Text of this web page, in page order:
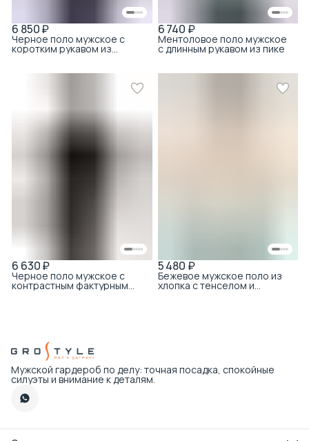
6 850 ₽
Черное поло мужское с
коротким рукавом из
тенсела с хлопком
6 740 ₽
Ментоловое поло мужское
с длинным рукавом из пике
6 630 ₽
Черное поло мужское с
контрастным фактурным
5 480 ₽
Бежевое мужское поло из
хлопка с тенселом и
Мужской гардероб по делу: точная посадка, спокойные
силуэты и внимание к деталям.